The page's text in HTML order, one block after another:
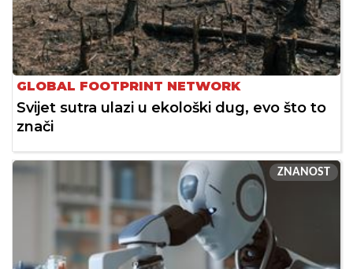
GLOBAL FOOTPRINT NETWORK
Svijet sutra ulazi u ekološki dug, evo što to
znači
ZNANOST